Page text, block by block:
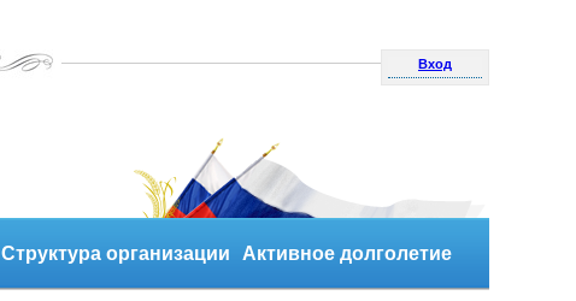
Вход
Структура организации Активное долголетие